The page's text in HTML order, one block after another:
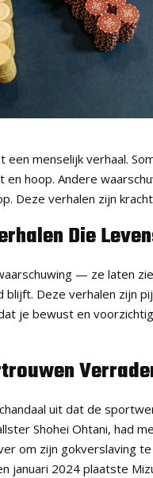
menselijk verhaal.
hoop. Andere
Deze verhalen zijn
Die
— ze laten
Deze verhalen zijn
je bewust en
uit dat de
Shohei Ohtani, had
om zijn gokverslaving
januari 2024 plaatste